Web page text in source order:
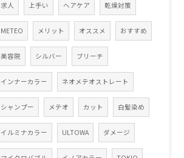
求人 上手い ヘアケア 乾燥対策
METEO メリット オススメ おすすめ
美容院 シルバー ブリーチ
インナーカラー ネオメテオストレート
シャンプー メテオ カット 白髪染め
イルミナカラー ULTOWA ダメージ